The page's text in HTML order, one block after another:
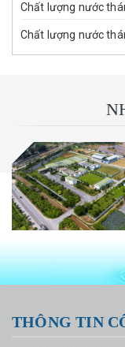
Chất lượng nước
Chất lượng nước
THÔNG TIN